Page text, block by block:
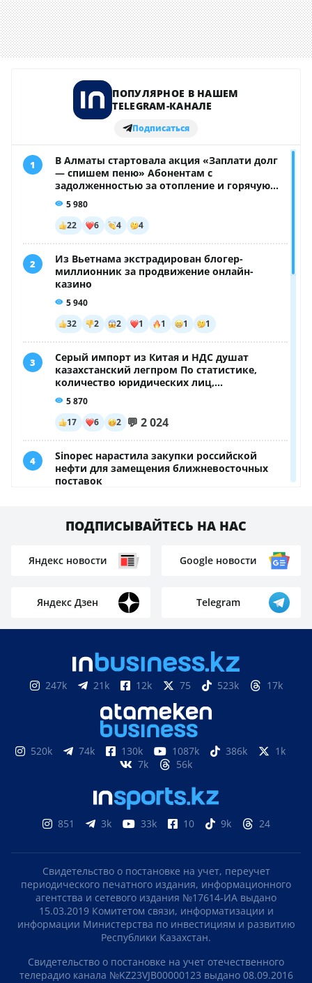
ПОДПИСЫВАЙТЕСЬ НА НАС
Яндекс новости Google новости
Яндекс Дзен Telegram
247k 21k 12k 75 523k 17k
520k 74k 130k 1087k 386k
1k
7k
56k
851 3k 33k 10 9k 24
Свидетельство о постановке на учет, переучет
периодического печатного издания, информационного
агентства и сетевого издания №17614-ИА выдано
15.03.2019 Комитетом связи, информатизации и
информации Министерства по инвестициям и развитию
Республики Казахстан.
Свидетельство о постановке на учет отечественного
телерадио канала №KZ23VJB00000123 выдано 08.09.2016